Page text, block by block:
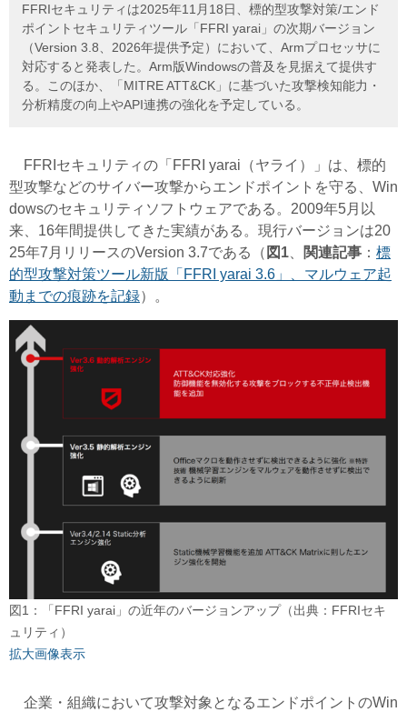
FFRIセキュリティは2025年11月18日、標的型攻撃対策/エンド
ポイントセキュリティツール「FFRI yarai」の次期バージョン
（Version 3.8、2026年提供予定）において、Armプロセッサに
対応すると発表した。Arm版Windowsの普及を見据えて提供す
る。このほか、「MITRE ATT&CK」に基づいた攻撃検知能力・
分析精度の向上やAPI連携の強化を予定している。
FFRIセキュリティの「FFRI yarai（ヤライ）」は、標的
型攻撃などのサイバー攻撃からエンドポイントを守る、Win
dowsのセキュリティソフトウェアである。2009年5月以
来、16年間提供してきた実績がある。現行バージョンは20
25年7月リリースのVersion 3.7である（ 図1 関連記事 ： 標
的型攻撃対策ツール新版「FFRI yarai 3.6」、マルウェア起
動までの痕跡を記録）。
図1：「FFRI yarai」の近年のバージョンアップ（出典：FFRIセキ
ュリティ）
拡大画像表示
企業・組織において攻撃対象となるエンドポイントのWin